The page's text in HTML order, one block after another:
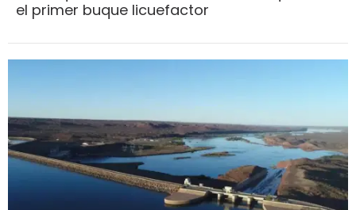
el primer buque licuefactor